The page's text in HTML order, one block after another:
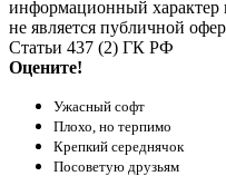
информационный характер
не является публичной
Статьи 437 (2) ГК РФ
Оцените!
Ужасный софт
Плохо, но терпимо
Крепкий середнячок
Посоветую друзьям